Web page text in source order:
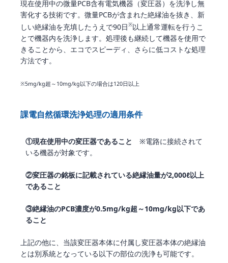
現在使用中の微量PCB含有電気機器（変圧器）を洗浄し無
害化する技術です。微量PCBが含まれた絶縁油を抜き、新
しい絶縁油を充填したうえで90日※以上通常運転を行うこ
とで機器内を洗浄します。処理後も継続して機器を使用で
きることから、エコでスピーディ、さらに低コストな処理
方法です。
※5mg/kg超～10mg/kg以下の場合は120日以上
課電自然循環洗浄処理の適用条件
①現在使用中の変圧器であること
※電路に接続されて
いる機器が対象です。
②変圧器の銘板に記載されている絶縁油量が2,000ℓ以上
であること
③絶縁油のPCB濃度が0.5mg/kg超～10mg/kg以下であ
ること
上記の他に、当該変圧器本体に付属し変圧器本体の絶縁油
とは別系統となっている以下の部位の洗浄も可能です。